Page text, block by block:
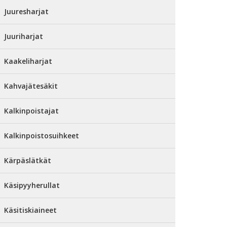
Juuresharjat
Juuriharjat
Kaakeliharjat
Kahvajätesäkit
Kalkinpoistajat
Kalkinpoistosuihkeet
Kärpäslätkät
Käsipyyherullat
Käsitiskiaineet